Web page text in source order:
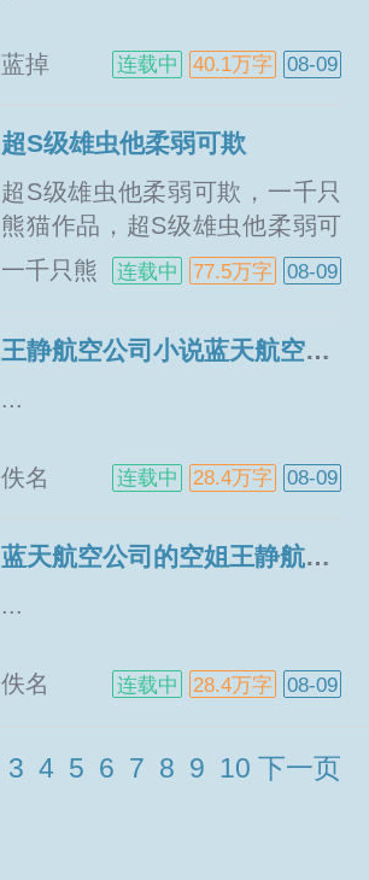
蓝掉 连载中 40.1万字 08-09
超S级雄虫他柔弱可欺
超S级雄虫他柔弱可欺，一千只
熊猫作品，超S级雄虫他柔弱可
欺完本阅读，超S级雄虫他柔弱
可欺txt下载，超S级雄虫他柔弱
弱可欺无弹窗，...
一千只熊
连载中 77.5万字 08-09
王静航空公司小说蓝天航空公司的空姐百度云
...
佚名 连载中 28.4万字 08-09
蓝天航空公司的空姐王静航空公司小说全文完整版
...
佚名 连载中 28.4万字 08-09
3 4 5 6 7 8 9 10 下一页